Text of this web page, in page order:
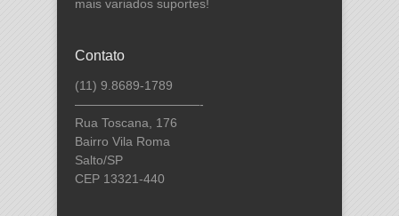
mais variados suportes!
Contato
(11) 9.8689-1789
——————————-
Rua Toscana, 176
Bairro Vila Roma
Salto/SP
CEP 13321-440